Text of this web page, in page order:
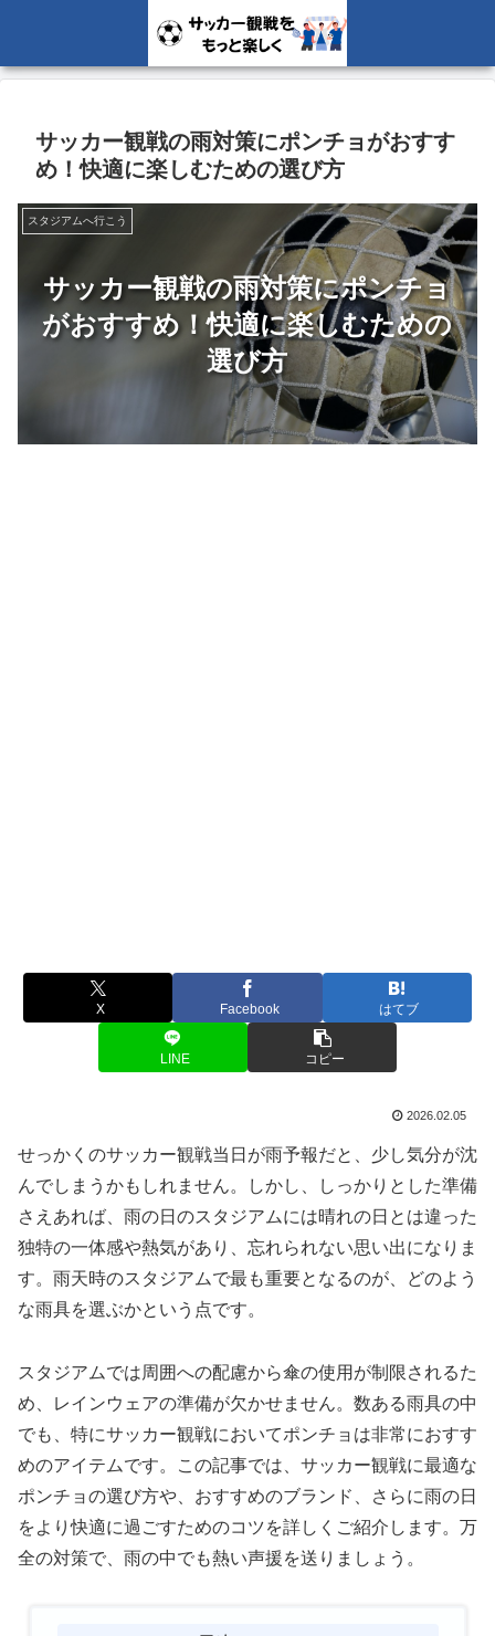
サッカー観戦の雨対策にポンチョがおすす
め！快適に楽しむための選び方
サッカー観戦の雨対策にポンチョ
がおすすめ！快適に楽しむための
選び方
スタジアムへ行こう
X Facebook はてブ
LINE コピー
2026.02.05
せっかくのサッカー観戦当日が雨予報だと、少し気分が沈
んでしまうかもしれません。しかし、しっかりとした準備
さえあれば、雨の日のスタジアムには晴れの日とは違った
独特の一体感や熱気があり、忘れられない思い出になりま
す。雨天時のスタジアムで最も重要となるのが、どのよう
な雨具を選ぶかという点です。
スタジアムでは周囲への配慮から傘の使用が制限されるた
め、レインウェアの準備が欠かせません。数ある雨具の中
でも、特にサッカー観戦においてポンチョは非常におすす
めのアイテムです。この記事では、サッカー観戦に最適な
ポンチョの選び方や、おすすめのブランド、さらに雨の日
をより快適に過ごすためのコツを詳しくご紹介します。万
全の対策で、雨の中でも熱い声援を送りましょう。